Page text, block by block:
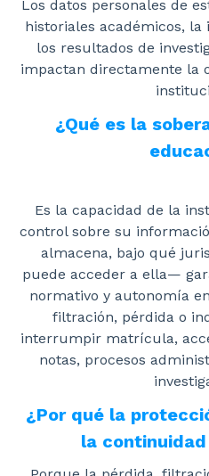
Los datos personales de
historiales académicos,
los resultados de
impactan directamente la
¿Qué es la
Es la capacidad de la
control sobre su
almacena, bajo qué
puede acceder a ella—
normativo y autonomía
filtración, pérdida o
interrumpir matrícula,
notas, procesos
¿Por qué la
la